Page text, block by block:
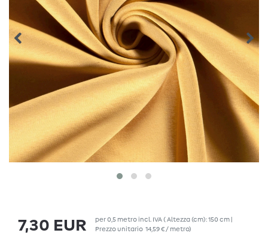
7,30 EUR per0,5 metro incl. IVA( Altezza (cm): 150 cm |
Prezzo unitario 14,59 € / metro)